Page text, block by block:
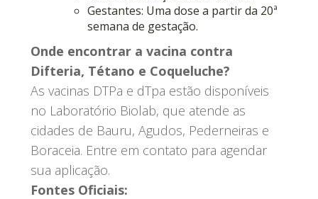
Gestantes: Uma dose a partir da 20ª
semana de gestação.
Onde encontrar a vacina contra
Difteria, Tétano e Coqueluche?
As vacinas DTPa e dTpa estão disponíveis
no Laboratório Biolab, que atende as
cidades de Bauru, Agudos, Pederneiras e
Boraceia. Entre em contato para agendar
sua aplicação.
Fontes Oficiais: